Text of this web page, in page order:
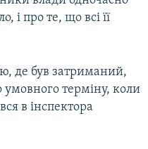
і про те, що всі її
де був затриманий,
терміну, коли
в інспектора